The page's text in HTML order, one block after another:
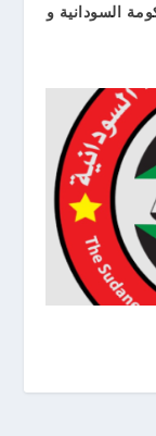
السودانية و